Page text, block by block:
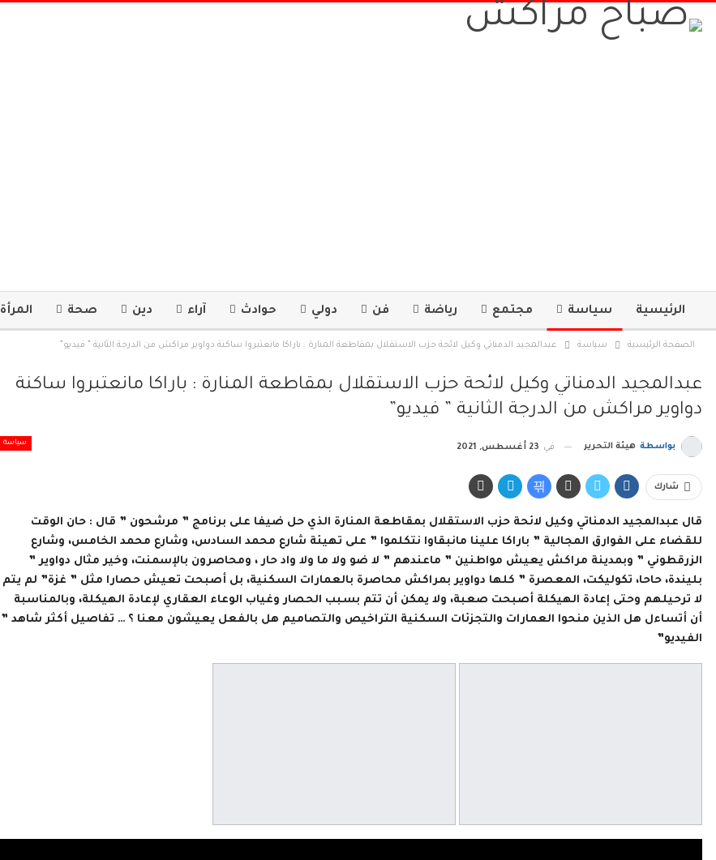
الرئيسية سياسة مجتمع رياضة فن دولي حوادث آراء دين صحة المرأة
الصفحة الرئيسية سياسة عبدالمجيد الدمناتي وكيل لائحة حزب الاستقلال بمقاطعة المنارة : باراكا مانعتبروا ساكنة دواوير مراكش من الدرجة الثانية ” فيديو”
عبدالمجيد الدمناتي وكيل لائحة حزب الاستقلال بمقاطعة المنارة : باراكا مانعتبروا ساكنة
دواوير مراكش من الدرجة الثانية ” فيديو”
سياسة بواسطة هيئة التحرير في 23 أغسطس, 2021
شارك
قال عبدالمجيد الدمناتي وكيل لائحة حزب الاستقلال بمقاطعة المنارة الذي حل ضيفا على برنامج ” مرشحون ” قال : حان الوقت
للقضاء على الفوارق المجالية ” باراكا علينا مانبقاوا نتكلموا ” على تهيئة شارع محمد السادس، وشارع محمد الخامس، وشارع
الزرقطوني ” وبمدينة مراكش يعيش مواطنين ” ماعندهم ” لا ضو ولا ما ولا واد حار ، ومحاصرون بالإسمنت، وخير مثال دواوير ”
بليندة، حاحا، تكوليكت، المعصرة ” كلها دواوير بمراكش محاصرة بالعمارات السكنية، بل أصبحت تعيش حصارا مثل ” غزة” لم يتم
لا ترحيلهم وحتى إعادة الهيكلة أصبحت صعبة، ولا يمكن أن تتم بسبب الحصار وغياب الوعاء العقاري لإعادة الهيكلة، وبالمناسبة
أن أتساءل هل الذين منحوا العمارات والتجزئات السكنية التراخيص والتصاميم هل بالفعل يعيشون معنا ؟ … تفاصيل أكثر شاهد ”
الفيديو”